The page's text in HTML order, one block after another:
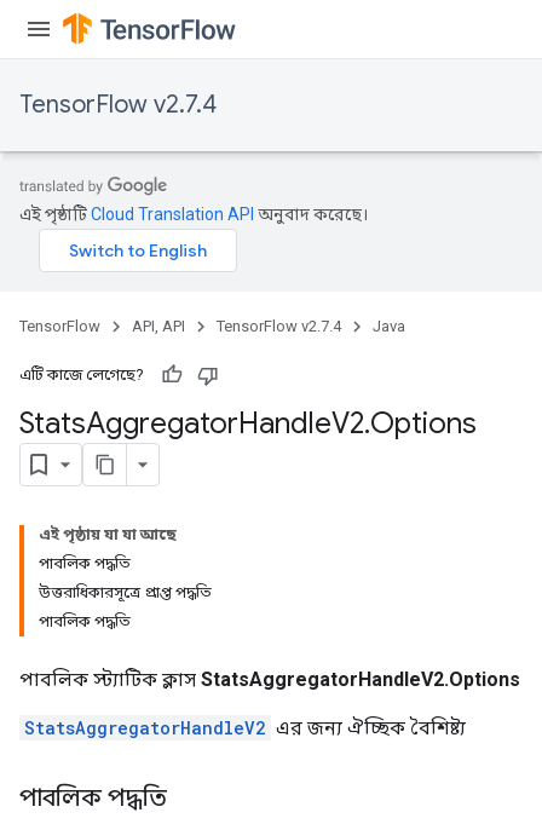
TensorFlow v2.7.4
এই পৃষ্ঠাটিCloud Translation API অনুবাদ করেছে।
TensorFlow API, API TensorFlow v2.7.4 Java
এটি কাজে লেগেছে?
StatsAggregatorHandleV2.Options
এই পৃষ্ঠায় যা যা আছে
পাবলিক পদ্ধতি
উত্তরাধিকারসূত্রে প্রাপ্ত পদ্ধতি
পাবলিক পদ্ধতি
পাবলিক স্ট্যাটিক ক্লাস StatsAggregatorHandleV2.Options
StatsAggregatorHandleV2 এর জন্য ঐচ্ছিক বৈশিষ্ট্য
পাবলিক পদ্ধতি